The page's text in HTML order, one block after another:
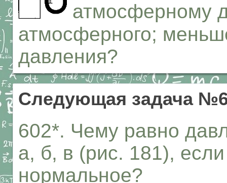
атмосферному
атмосферного;
давления?
Следующая задача
602*. Чему равно
а, б, в (рис. 181),
нормальное?